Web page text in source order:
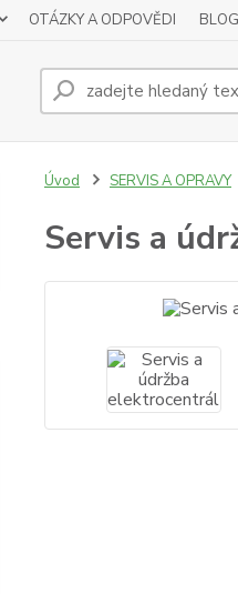
OTÁZKY A ODPOVĚDI BLOG
Úvod SERVIS A OPRAVY
Servis a